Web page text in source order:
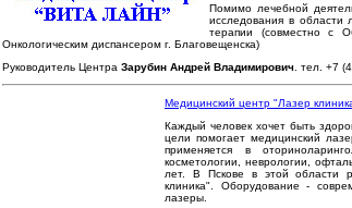
Помимо лечебной
исследования в области
терапии (совместно с
Онкологическим диспансером г. Благовещенска)
Руководитель Центра Зарубин Андрей Владимирович . тел. +7
Медицинский центр "Лазер
Каждый человек хочет быть
цели помогает медицинский
применяется в
косметологии, неврологии,
лет. В Пскове в этой области
клиника". Оборудование -
лазеры.